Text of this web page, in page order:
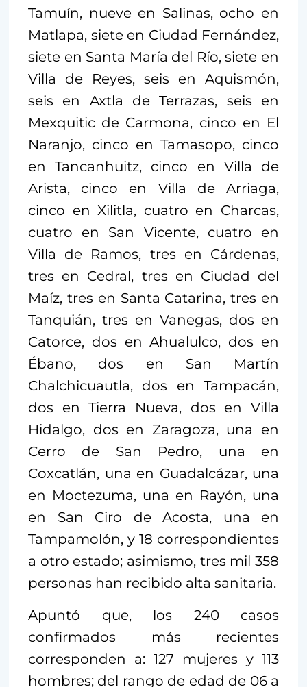
Tamuín, nueve en Salinas, ocho en
Matlapa, siete en Ciudad Fernández,
siete en Santa María del Río, siete en
Villa de Reyes, seis en Aquismón,
seis en Axtla de Terrazas, seis en
Mexquitic de Carmona, cinco en El
Naranjo, cinco en Tamasopo, cinco
en Tancanhuitz, cinco en Villa de
Arista, cinco en Villa de Arriaga,
cinco en Xilitla, cuatro en Charcas,
cuatro en San Vicente, cuatro en
Villa de Ramos, tres en Cárdenas,
tres en Cedral, tres en Ciudad del
Maíz, tres en Santa Catarina, tres en
Tanquián, tres en Vanegas, dos en
Catorce, dos en Ahualulco, dos en
Ébano, dos en San Martín
Chalchicuautla, dos en Tampacán,
dos en Tierra Nueva, dos en Villa
Hidalgo, dos en Zaragoza, una en
Cerro de San Pedro, una en
Coxcatlán, una en Guadalcázar, una
en Moctezuma, una en Rayón, una
en San Ciro de Acosta, una en
Tampamolón, y 18 correspondientes
a otro estado; asimismo, tres mil 358
personas han recibido alta sanitaria.
Apuntó que, los 240 casos
confirmados más recientes
corresponden a: 127 mujeres y 113
hombres; del rango de edad de 06 a